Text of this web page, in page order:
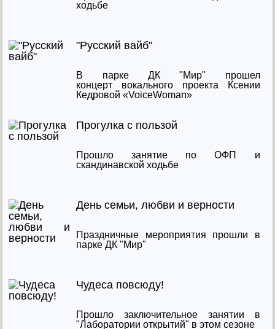
ходьбе
"Русский вайб"
В парке ДК "Мир" прошел
концерт вокального проекта Ксении
Кедровой «VoiceWoman»
Прогулка с пользой
Прошло занятие по ОФП и
скандинавской ходьбе
День семьи, любви и верности
Праздничные мероприятия прошли в
парке ДК "Мир"
Чудеса повсюду!
Прошло заключительное занятии в
"Лаборатории открытий" в этом сезоне